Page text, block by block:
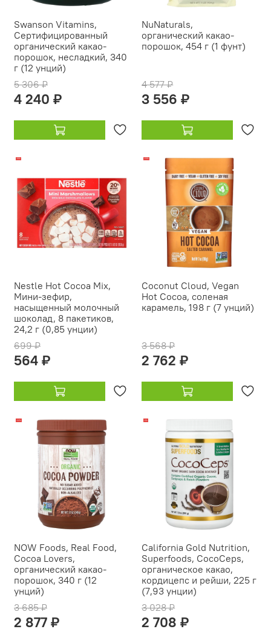
Swanson Vitamins,
Сертифицированный
органический какао-
порошок, несладкий, 340
г (12 унций)
5 306 ₽
4 240 ₽
NuNaturals,
органический какао-
порошок, 454 г (1 фунт)
4 577 ₽
3 556 ₽
-19%
Nestle Hot Cocoa Mix,
Мини-зефир,
насыщенный молочный
шоколад, 8 пакетиков,
24,2 г (0,85 унции)
699 ₽
564 ₽
-23%
Coconut Cloud, Vegan
Hot Cocoa, соленая
карамель, 198 г (7 унций)
3 568 ₽
2 762 ₽
-22%
NOW Foods, Real Food,
Cocoa Lovers,
органический какао-
порошок, 340 г (12
унций)
3 685 ₽
2 877 ₽
-11%
California Gold Nutrition,
Superfoods, CocoCeps,
органическое какао,
кордицепс и рейши, 225 г
(7,93 унции)
3 028 ₽
2 708 ₽